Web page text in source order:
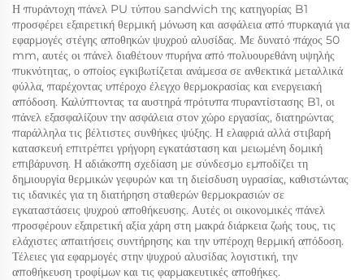
Η πυράντοχη πάνελ PU τύπου sandwich της κατηγορίας B1
προσφέρει εξαιρετική θερμική μόνωση και ασφάλεια από πυρκαγιά για
εφαρμογές στέγης αποθηκών ψυχρού αλυσίδας. Με δυνατό πάχος 50
mm, αυτές οι πάνελ διαθέτουν πυρήνα από πολυουρεθάνη υψηλής
πυκνότητας, ο οποίος εγκιβωτίζεται ανάμεσα σε ανθεκτικά μεταλλικά
φύλλα, παρέχοντας υπέροχο έλεγχο θερμοκρασίας και ενεργειακή
απόδοση. Καλύπτοντας τα αυστηρά πρότυπα πυραντίστασης B1, οι
πάνελ εξασφαλίζουν την ασφάλεια στον χώρο εργασίας, διατηρώντας
παράλληλα τις βέλτιστες συνθήκες ψύξης. Η ελαφριά αλλά στιβαρή
κατασκευή επιτρέπει γρήγορη εγκατάσταση και μειωμένη δομική
επιβάρυνση. Η αδιάκοπη σχεδίαση με σύνδεσμο εμποδίζει τη
δημιουργία θερμικών γεφυρών και τη διείσδυση υγρασίας, καθιστώντας
τις ιδανικές για τη διατήρηση σταθερών θερμοκρασιών σε
εγκαταστάσεις ψυχρού αποθήκευσης. Αυτές οι οικονομικές πάνελ
προσφέρουν εξαιρετική αξία χάρη στη μακρά διάρκεια ζωής τους, τις
ελάχιστες απαιτήσεις συντήρησης και την υπέροχη θερμική απόδοση.
Τέλειες για εφαρμογές στην ψυχρού αλυσίδας λογιστική, την
αποθήκευση τροφίμων και τις φαρμακευτικές αποθήκες.